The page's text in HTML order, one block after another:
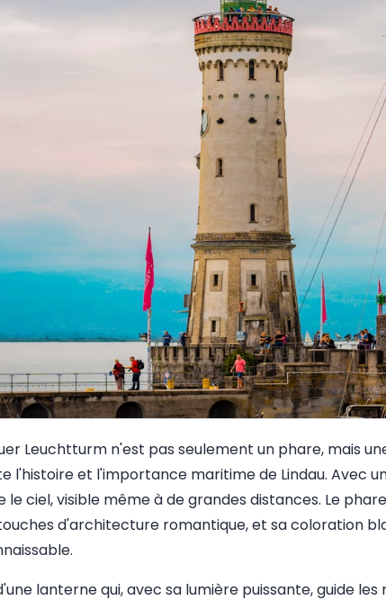
Leuchtturm n'est pas seulement un phare, mais
l'histoire et l'importance maritime de Lindau. Avec
ciel, visible même à de grandes distances. Le
d'architecture romantique, et sa coloration
lanterne qui, avec sa lumière puissante, guide les